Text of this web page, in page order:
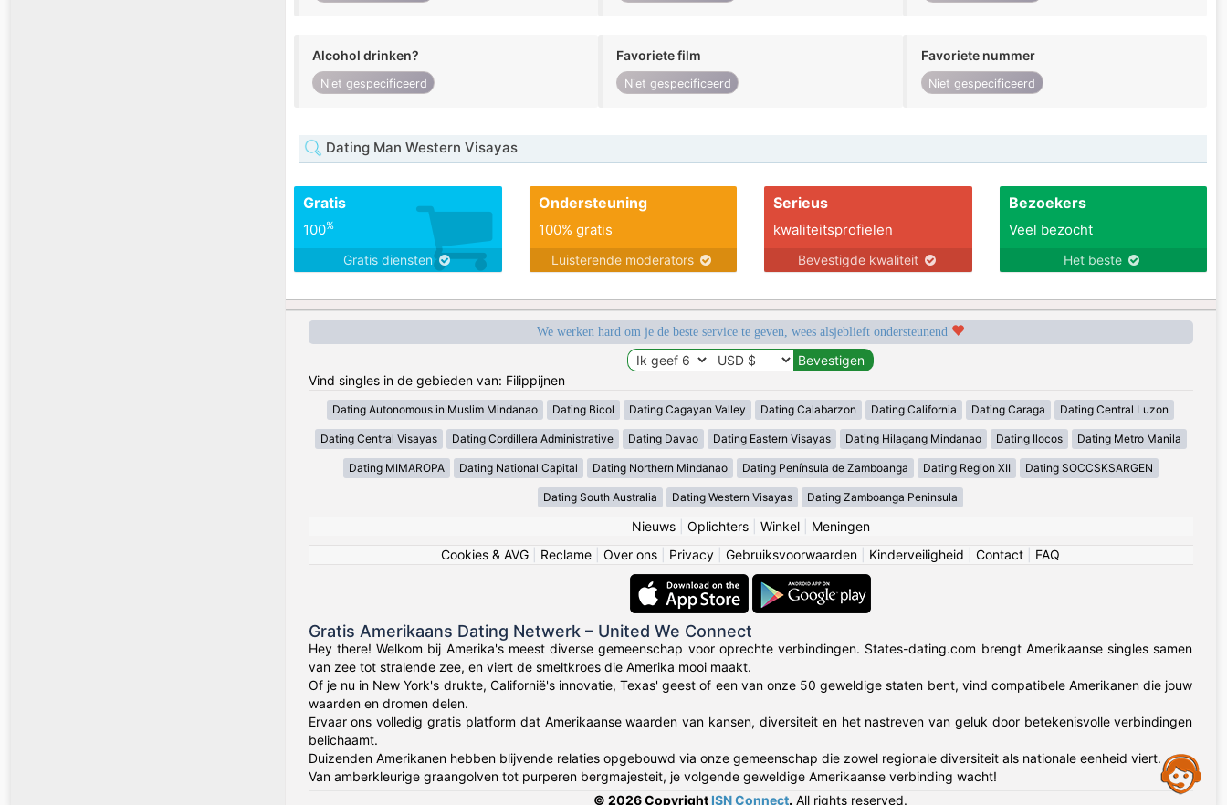
Alcohol drinken?
Niet gespecificeerd
Favoriete film
Niet gespecificeerd
Favoriete nummer
Niet gespecificeerd
Dating Man Western Visayas
Gratis
100%
Gratis diensten
Ondersteuning
100% gratis
Luisterende moderators
Serieus
kwaliteitsprofielen
Bevestigde kwaliteit
Bezoekers
Veel bezocht
Het beste
We werken hard om je de beste service te geven, wees alsjeblieft ondersteunend
Vind singles in de gebieden van: Filippijnen
Dating Autonomous in Muslim Mindanao Dating Bicol Dating Cagayan Valley Dating Calabarzon Dating California Dating Caraga Dating Central Luzon
Dating Central Visayas Dating Cordillera Administrative Dating Davao Dating Eastern Visayas Dating Hilagang Mindanao Dating Ilocos Dating Metro Manila
Dating MIMAROPA Dating National Capital Dating Northern Mindanao Dating Península de Zamboanga Dating Region XII Dating SOCCSKSARGEN
Dating South Australia Dating Western Visayas Dating Zamboanga Peninsula
Nieuws| Oplichters| Winkel| Meningen
Cookies & AVG
Reclame Over ons Privacy Gebruiksvoorwaarden Kinderveiligheid Contact FAQ
Gratis Amerikaans Dating Netwerk – United We Connect
Hey there! Welkom bij Amerika's meest diverse gemeenschap voor oprechte verbindingen. States-dating.com brengt Amerikaanse singles samen
van zee tot stralende zee, en viert de smeltkroes die Amerika mooi maakt.
Of je nu in New York's drukte, Californië's innovatie, Texas' geest of een van onze 50 geweldige staten bent, vind compatibele Amerikanen die jouw
waarden en dromen delen.
Ervaar ons volledig gratis platform dat Amerikaanse waarden van kansen, diversiteit en het nastreven van geluk door betekenisvolle verbindingen
belichaamt.
Duizenden Amerikanen hebben blijvende relaties opgebouwd via onze gemeenschap die zowel regionale diversiteit als nationale eenheid viert.
Van amberkleurige graangolven tot purperen bergmajesteit, je volgende geweldige Amerikaanse verbinding wacht!
© 2026 Copyright ISN Connect. All rights reserved.
Assistance